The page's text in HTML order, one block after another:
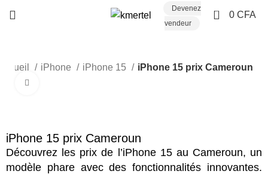
Devenez
vendeur
0 0 CFA
iPhone iPhone 15 iPhone 15 prix Cameroun
iPhone 15 prix Cameroun
Découvrez les prix de l’iPhone 15 au Cameroun, un
modèle phare avec des fonctionnalités innovantes.